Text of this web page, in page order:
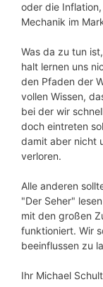
oder die
Mechanik im
Was da zu tun
halt lernen uns
den Pfaden der
vollen Wissen,
bei der wir
doch eintreten
damit aber nicht
verloren.
Alle anderen
"Der Seher"
mit den großen
funktioniert. Wir
beeinflussen zu
Ihr Michael